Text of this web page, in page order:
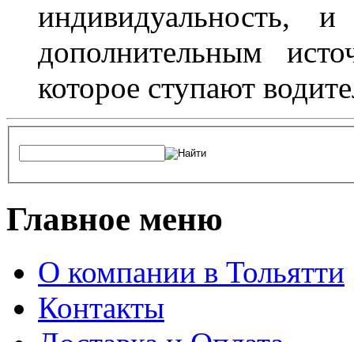
индивидуальность,
дополнительным
которое ступают
Главное меню
О компании в Тольятти
Контакты